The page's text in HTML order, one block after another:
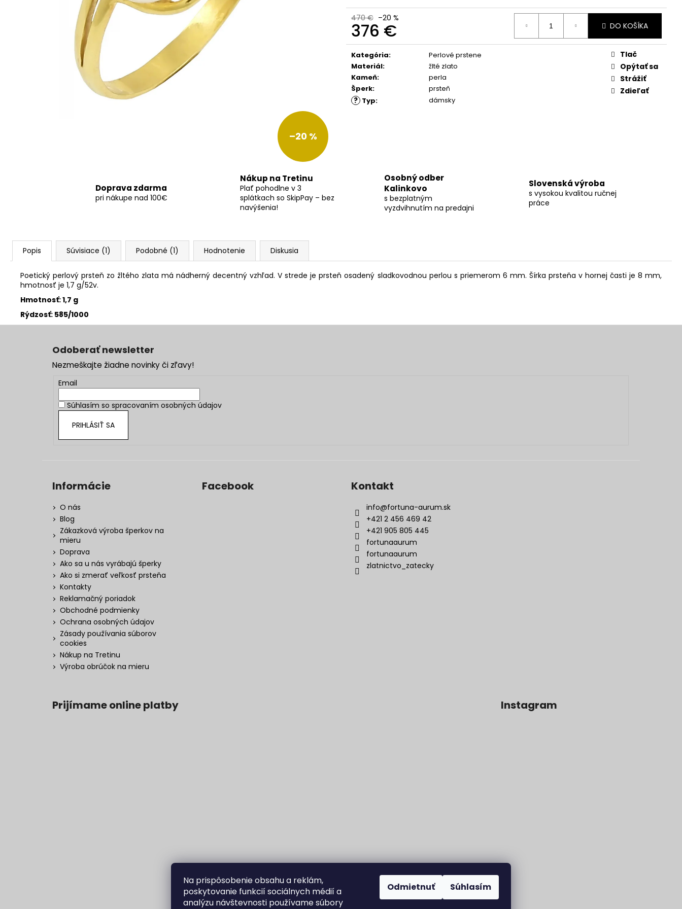
Na prispôsobenie obsahu a reklám,
poskytovanie funkcií sociálnych médií a
analýzu návštevnosti používame súbory
Odmietnuť Súhlasím
470 € –20 %
376 €
Jednotková
cena:
DO KOŠÍKA
Kategória:
Perlové prstene
Materiál:
žlté zlato
Kameň:
perla
Šperk: prsteň
? Typ: dámsky
Tlač
Opýtať sa
Strážiť
Zdieľať
–20 %
Doprava zdarma
pri nákupe nad 100€
Nákup na Tretinu
Plať pohodlne v 3
splátkach so SkipPay – bez
navýšenia!
Osobný odber
Kalinkovo
s bezplatným
vyzdvihnutím na predajni
Slovenská výroba
s vysokou kvalitou ručnej
práce
Popis Súvisiace (1) Podobné (1) Hodnotenie Diskusia
Poetický perlový prsteň zo žltého zlata má nádherný decentný vzhľad. V strede je prsteň osadený sladkovodnou perlou s priemerom 6 mm. Šírka prsteňa v hornej časti je 8 mm,
hmotnosť je 1,7 g/52v.
Hmotnosť: 1,7 g
Rýdzosť: 585/1000
Odoberať newsletter
Nezmeškajte žiadne novinky či zľavy!
Email
Súhlasím so spracovaním osobných údajov
PRIHLÁSIŤ SA
Informácie
O nás
Blog
Zákazková výroba šperkov na
mieru
Doprava
Ako sa u nás vyrábajú šperky
Ako si zmerať veľkosť prsteňa
Kontakty
Reklamačný poriadok
Obchodné podmienky
Ochrana osobných údajov
Zásady používania súborov
cookies
Nákup na Tretinu
Výroba obrúčok na mieru
Facebook Kontakt
info@fortuna-aurum.sk
+421 2 456 469 42
+421 905 805 445
fortunaaurum
fortunaaurum
zlatnictvo_zatecky
Prijímame online platby Instagram